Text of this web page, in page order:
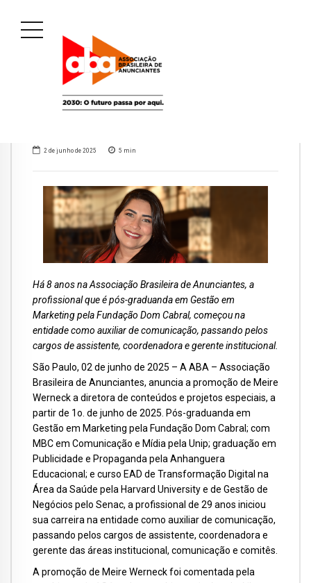
2 de junho de 2025 5 min
Há 8 anos na Associação Brasileira de Anunciantes, a
profissional que é pós-graduanda em Gestão em
Marketing pela Fundação Dom Cabral, começou na
entidade como auxiliar de comunicação, passando pelos
cargos de assistente, coordenadora e gerente institucional.
São Paulo, 02 de junho de 2025 – A ABA – Associação
Brasileira de Anunciantes, anuncia a promoção de Meire
Werneck a diretora de conteúdos e projetos especiais, a
partir de 1o. de junho de 2025. Pós-graduanda em
Gestão em Marketing pela Fundação Dom Cabral; com
MBC em Comunicação e Mídia pela Unip; graduação em
Publicidade e Propaganda pela Anhanguera
Educacional; e curso EAD de Transformação Digital na
Área da Saúde pela Harvard University e de Gestão de
Negócios pelo Senac, a profissional de 29 anos iniciou
sua carreira na entidade como auxiliar de comunicação,
passando pelos cargos de assistente, coordenadora e
gerente das áreas institucional, comunicação e comitês.
A promoção de Meire Werneck foi comentada pela